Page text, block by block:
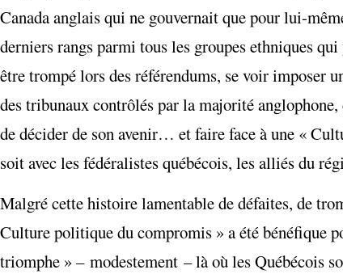
Canada anglais qui ne gouvernait que pour lui-
derniers rangs parmi tous les groupes ethniques
être trompé lors des référendums, se voir imposer
des tribunaux contrôlés par la majorité
de décider de son avenir… et faire face à une «
soit avec les fédéralistes québécois, les alliés du
Malgré cette histoire lamentable de défaites, de
Culture politique du compromis » a été bénéfique
triomphe » – modestement – là où les Québécois